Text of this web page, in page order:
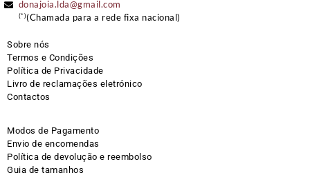
donajoia.lda@gmail.com
(*)(Chamada para a rede fixa nacional)
Sobre nós
Termos e Condições
Política de Privacidade
Livro de reclamações eletrónico
Contactos
Modos de Pagamento
Envio de encomendas
Política de devolução e reembolso
Guia de tamanhos